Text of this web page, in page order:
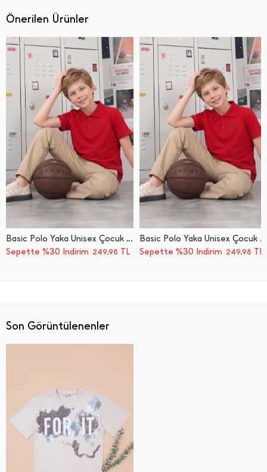
Önerilen Ürünler
Basic Polo Yaka Unisex Çocuk Tişört
Sepette %30 İndirim 249,98 TL
Basic Polo Yaka Unisex Çocuk Tişört
Sepette %30 İndirim 249,98 TL
Son Görüntülenenler